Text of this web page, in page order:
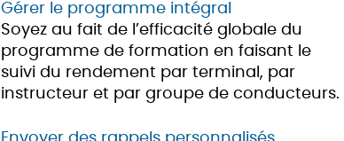
Gérer le programme intégral
Soyez au fait de l’efficacité globale du
programme de formation en faisant le
suivi du rendement par terminal, par
instructeur et par groupe de conducteurs.